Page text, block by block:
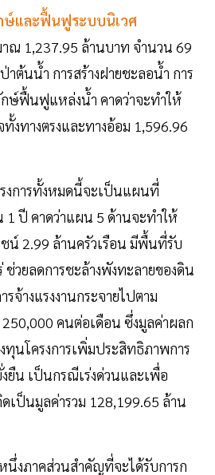
ษ์และฟื้นฟูระบบนิเวศ
ณ 1,237.95 ล้านบาท จำนวน 69
ต้นน้ำ การสร้างฝายชะลอน้ำ การ
ษ์ฟื้นฟูแหล่งน้ำ คาดว่าจะทำให้
งทางตรงและทางอ้อม 1,596.96
งการทั้งหมดนี้จะเป็นแผนที่
1 ปี คาดว่าแผน 5 ด้านจะทำให้
น์ 2.99 ล้านครัวเรือน มีพื้นที่รับ
วยลดการชะล้างพังทะลายของดิน
จ้างแรงงานกระจายไปตาม
คนต่อเดือน ซึ่งมูลค่าผลก
ทุนโครงการเพิ่มประสิทธิภาพการ
ยืน เป็นกรณีเร่งด่วนและเพื่อ
เป็นมูลค่ารวม 128,199.65 ล้าน
งภาคส่วนสำคัญที่จะได้รับการก